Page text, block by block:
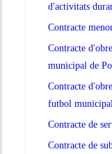
d'activitats
Contracte
Contracte
municipal de
Contracte
futbol
Contracte de
Contracte de